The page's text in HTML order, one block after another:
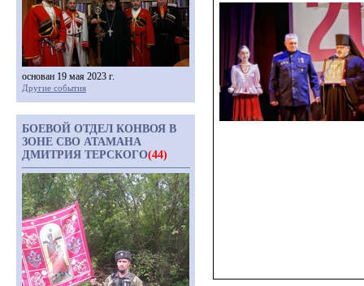
основан 19 мая 2023 г.
Другие события
БОЕВОЙ ОТДЕЛ КОНВОЯ В
ЗОНЕ СВО АТАМАНА
ДМИТРИЯ ТЕРСКОГО(44)